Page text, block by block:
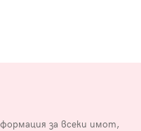
за всеки имот,